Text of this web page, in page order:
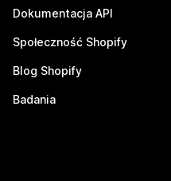
Dokumentacja API
Społeczność Shopify
Blog Shopify
Badania